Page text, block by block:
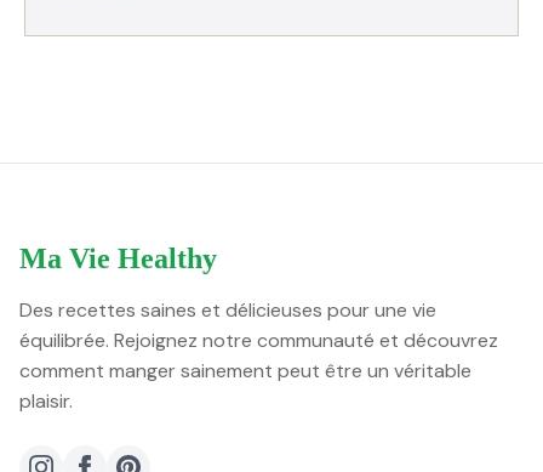
Ma Vie Healthy
Des recettes saines et délicieuses pour une vie
équilibrée. Rejoignez notre communauté et découvrez
comment manger sainement peut être un véritable
plaisir.